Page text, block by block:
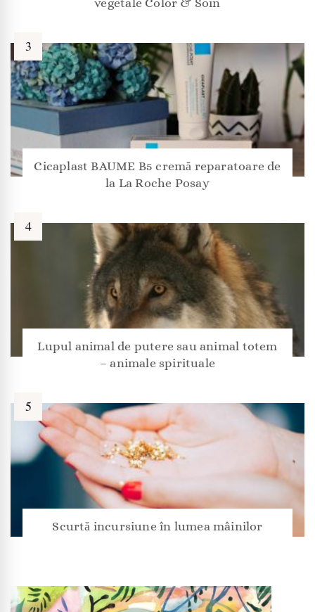
Cicaplast BAUME B5 cremă reparatoare de
la La Roche Posay
Lupul animal de putere sau animal totem
– animale spirituale
Scurtă incursiune în lumea mâinilor